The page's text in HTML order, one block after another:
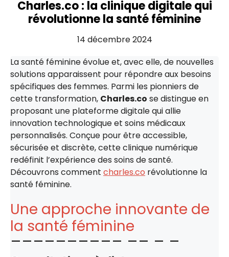
Charles.co : la clinique digitale qui
révolutionne la santé féminine
14 décembre 2024
La santé féminine évolue et, avec elle, de nouvelles
solutions apparaissent pour répondre aux besoins
spécifiques des femmes. Parmi les pionniers de
cette transformation, Charles.co se distingue en
proposant une plateforme digitale qui allie
innovation technologique et soins médicaux
personnalisés. Conçue pour être accessible,
sécurisée et discrète, cette clinique numérique
redéfinit l’expérience des soins de santé.
Découvrons comment charles.co révolutionne la
santé féminine.
Une approche innovante de
la santé féminine